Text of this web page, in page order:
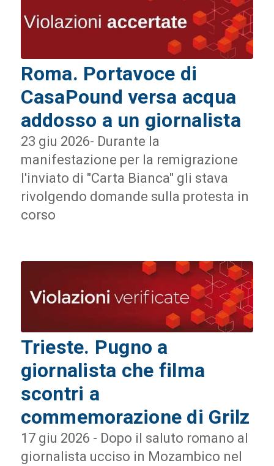
Roma. Portavoce di
CasaPound versa acqua
addosso a un giornalista
23 giu 2026- Durante la
manifestazione per la remigrazione
l'inviato di "Carta Bianca" gli stava
rivolgendo domande sulla protesta in
corso
Trieste. Pugno a
giornalista che filma
scontri a
commemorazione di Grilz
17 giu 2026 - Dopo il saluto romano al
giornalista ucciso in Mozambico nel